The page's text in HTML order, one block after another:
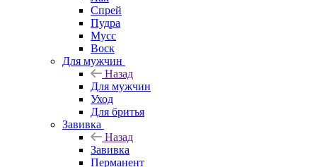
Спрей
Пудра
Мусс
Воск
Для мужчин
Назад
Для мужчин
Уход
Для бритья
Завивка
Назад
Завивка
Перманент